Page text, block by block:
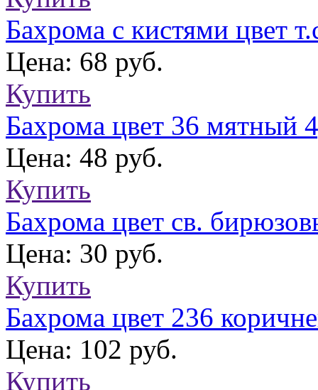
Бахрома с кистями цвет
Цена: 68 руб.
Купить
Бахрома цвет 36 мятный
Цена: 48 руб.
Купить
Бахрома цвет св.
Цена: 30 руб.
Купить
Бахрома цвет 236
Цена: 102 руб.
Купить